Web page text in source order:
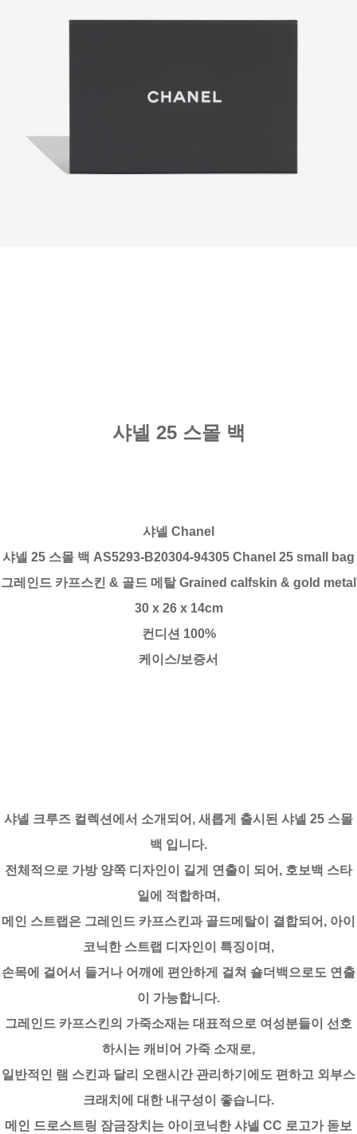
샤넬 25 스몰 백
샤넬 Chanel
샤넬 25 스몰 백 AS5293-B20304-94305 Chanel 25 small bag
그레인드 카프스킨 & 골드 메탈 Grained calfskin & gold metal
30 x 26 x 14cm
컨디션 100%
케이스/보증서
샤넬 크루즈 컬렉션에서 소개되어, 새롭게 출시된 샤넬 25 스몰
백 입니다.
전체적으로 가방 양쪽 디자인이 길게 연출이 되어, 호보백 스타
일에 적합하며,
메인 스트랩은 그레인드 카프스킨과 골드메탈이 결합되어, 아이
코닉한 스트랩 디자인이 특징이며,
손목에 걸어서 들거나 어깨에 편안하게 걸쳐 숄더백으로도 연출
이 가능합니다.
그레인드 카프스킨의 가죽소재는 대표적으로 여성분들이 선호
하시는 캐비어 가죽 소재로,
일반적인 램 스킨과 달리 오랜시간 관리하기에도 편하고 외부스
크래치에 대한 내구성이 좋습니다.
메인 드로스트링 잠금장치는 아이코닉한 샤넬 CC 로고가 돋보